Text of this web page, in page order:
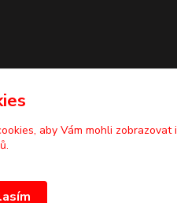
aby Vám mohli zobrazovat